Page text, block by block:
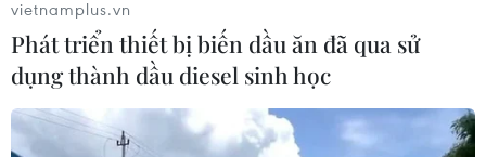
vietnamplus.vn
Phát triển thiết bị biến dầu ăn đã qua sử
dụng thành dầu diesel sinh học